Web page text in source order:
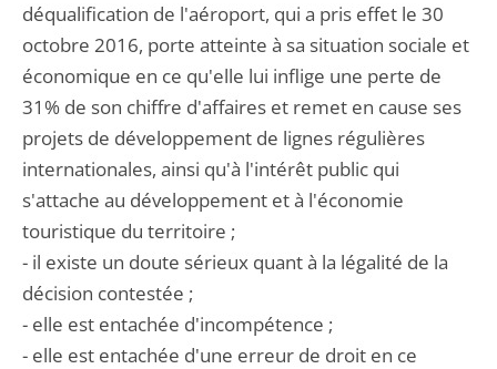
déqualification de l'aéroport, qui a pris effet le 30
octobre 2016, porte atteinte à sa situation sociale et
économique en ce qu'elle lui inflige une perte de
31% de son chiffre d'affaires et remet en cause ses
projets de développement de lignes régulières
internationales, ainsi qu'à l'intérêt public qui
s'attache au développement et à l'économie
touristique du territoire ;
- il existe un doute sérieux quant à la légalité de la
décision contestée ;
- elle est entachée d'incompétence ;
- elle est entachée d'une erreur de droit en ce